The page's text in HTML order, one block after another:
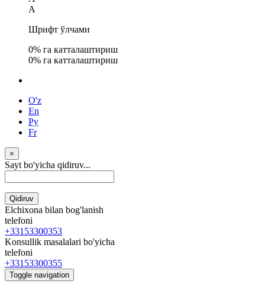
A
Шрифт ўлчами
0% га катталаштириш
0% га катталаштириш
O'z
En
Ру
Fr
×
Sayt bo'yicha qidiruv...
Qidiruv
Elchixona bilan bog'lanish
telefoni
+33153300353
Konsullik masalalari bo'yicha
telefoni
+33153300355
Toggle navigation